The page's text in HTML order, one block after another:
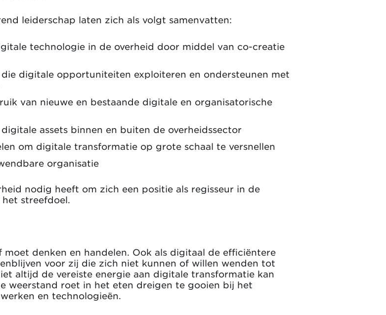
leiderschap laten zich als volgt samenvatten:
technologie in de overheid door middel van co-creatie
digitale opportuniteiten exploiteren en ondersteunen met
van nieuwe en bestaande digitale en organisatorische
assets binnen en buiten de overheidssector
om digitale transformatie op grote schaal te versnellen
organisatie
nodig heeft om zich een positie als regisseur in de
streefdoel.
moet denken en handelen. Ook als digitaal de efficiëntere
voor zij die zich niet kunnen of willen wenden tot
altijd de vereiste energie aan digitale transformatie kan
weerstand roet in het eten dreigen te gooien bij het
en technologieën.